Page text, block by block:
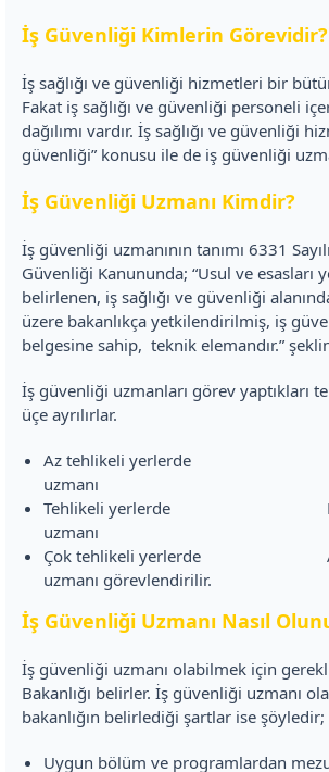
İş Güvenliği Kimlerin Görevidir?
İş sağlığı ve güvenliği hizmetleri bir
Fakat iş sağlığı ve güvenliği personeli
dağılımı vardır. İş sağlığı ve güvenliği
güvenliği” konusu ile de iş güvenliği
İş Güvenliği Uzmanı Kimdir?
İş güvenliği uzmanının tanımı 6331
Güvenliği Kanununda; “Usul ve esasları
belirlenen, iş sağlığı ve güvenliği
üzere bakanlıkça yetkilendirilmiş, iş
belgesine sahip, teknik elemandır.”
İş güvenliği uzmanları görev yaptıkları
üçe ayrılırlar.
Az tehlikeli yerlerde C
uzmanı
Tehlikeli yerlerde B
uzmanı
Çok tehlikeli yerlerde A
uzmanı görevlendirilir.
İş Güvenliği Uzmanı Nasıl
İş güvenliği uzmanı olabilmek için
Bakanlığı belirler. İş güvenliği uzmanı
bakanlığın belirlediği şartlar ise şöyledir;
Uygun bölüm ve programlardan